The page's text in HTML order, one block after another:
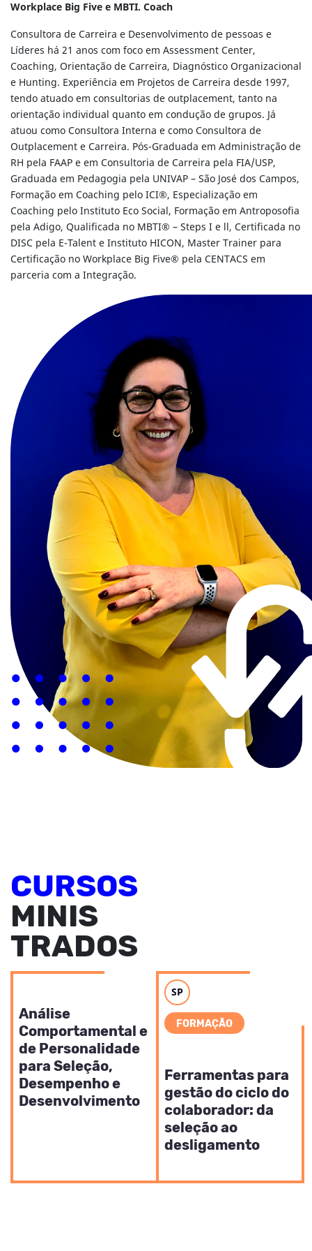
Workplace Big Five e MBTI. Coach
Consultora de Carreira e Desenvolvimento de pessoas e
Líderes há 21 anos com foco em Assessment Center,
Coaching, Orientação de Carreira, Diagnóstico Organizacional
e Hunting. Experiência em Projetos de Carreira desde 1997,
tendo atuado em consultorias de outplacement, tanto na
orientação individual quanto em condução de grupos. Já
atuou como Consultora Interna e como Consultora de
Outplacement e Carreira. Pós-Graduada em Administração de
RH pela FAAP e em Consultoria de Carreira pela FIA/USP,
Graduada em Pedagogia pela UNIVAP – São José dos Campos,
Formação em Coaching pelo ICI®, Especialização em
Coaching pelo Instituto Eco Social, Formação em Antroposofia
pela Adigo, Qualificada no MBTI® – Steps I e ll, Certificada no
DISC pela E-Talent e Instituto HICON, Master Trainer para
Certificação no Workplace Big Five® pela CENTACS em
parceria com a Integração.
CURSOS
MINIS
TRADOS
Análise
Comportamental e
de Personalidade
para Seleção,
Desempenho e
Desenvolvimento
SP
FORMAÇÃO
Ferramentas para
gestão do ciclo do
colaborador: da
seleção ao
desligamento